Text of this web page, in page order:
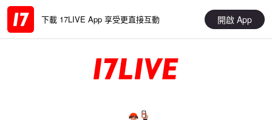
下載 17LIVE App 享受更直接互動 開啟 App